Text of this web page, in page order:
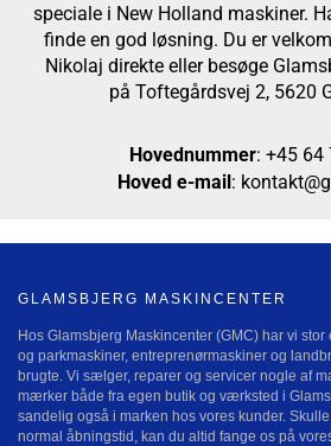
speciale i New Holland maskiner.
finde en god løsning. Du er
Nikolaj direkte eller besøge
på Toftegårdsvej 2, 5620
Hovednummer: +45 64
Hoved e-mail:
GLAMSBJERG MASKINCENTER
Hos Glamsbjerg Maskincenter (GMC) har vi
og parkmaskiner, entreprenørmaskiner og
brugte. Vi sælger, reparer og servicer nogle af
mærker både fra egen butik og værksted i
sandelig også i marken hos vores kunder.
normal åbningstid, kan du altid fange os på